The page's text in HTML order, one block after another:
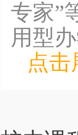
专家”
用型
点击